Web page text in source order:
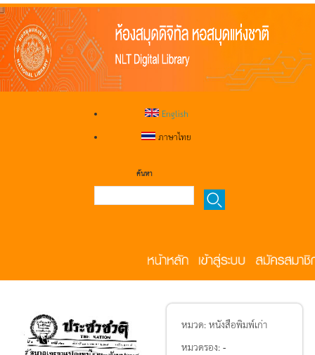
English
ภาษาไทย
ค้นหา
หมวด:หนังสือพิมพ์เก่า
หมวดรอง:-